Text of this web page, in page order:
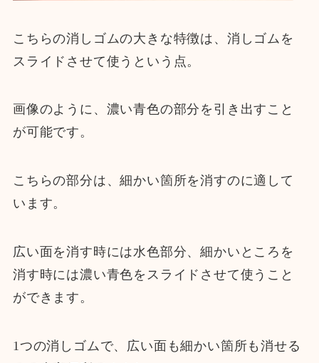
こちらの消しゴムの大きな特徴は、消しゴムを
スライドさせて使うという点。
画像のように、濃い青色の部分を引き出すこと
が可能です。
こちらの部分は、細かい箇所を消すのに適して
います。
広い面を消す時には水色部分、細かいところを
消す時には濃い青色をスライドさせて使うこと
ができます。
1つの消しゴムで、広い面も細かい箇所も消せる